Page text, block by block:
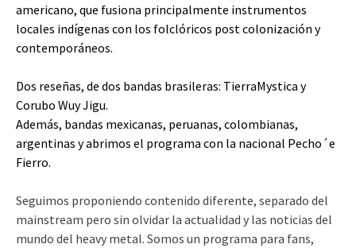
americano, que fusiona principalmente instrumentos
locales indígenas con los folclóricos post colonización y
contemporáneos.
Dos reseñas, de dos bandas brasileras: TierraMystica y
Corubo Wuy Jigu.
Además, bandas mexicanas, peruanas, colombianas,
argentinas y abrimos el programa con la nacional Pecho´e
Fierro.
Seguimos proponiendo contenido diferente, separado del
mainstream pero sin olvidar la actualidad y las noticias del
mundo del heavy metal. Somos un programa para fans,